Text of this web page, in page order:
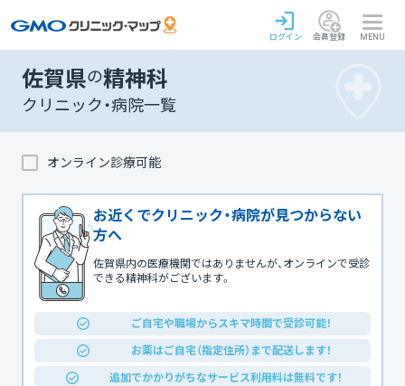
ログイン 会員登録 MENU
佐賀県の精神科
クリニック・病院一覧
オンライン診療可能
お近くでクリニック・病院が見つからない
方へ
佐賀県内の医療機関ではありませんが、オンラインで受診
できる精神科がございます。
ご自宅や職場からスキマ時間で受診可能！
お薬はご自宅（指定住所）まで配送します！
追加でかかりがちなサービス利用料は無料です！